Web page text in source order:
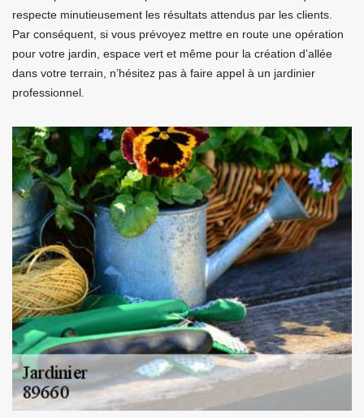
respecte minutieusement les résultats attendus par les clients.
Par conséquent, si vous prévoyez mettre en route une opération
pour votre jardin, espace vert et même pour la création d’allée
dans votre terrain, n’hésitez pas à faire appel à un jardinier
professionnel.